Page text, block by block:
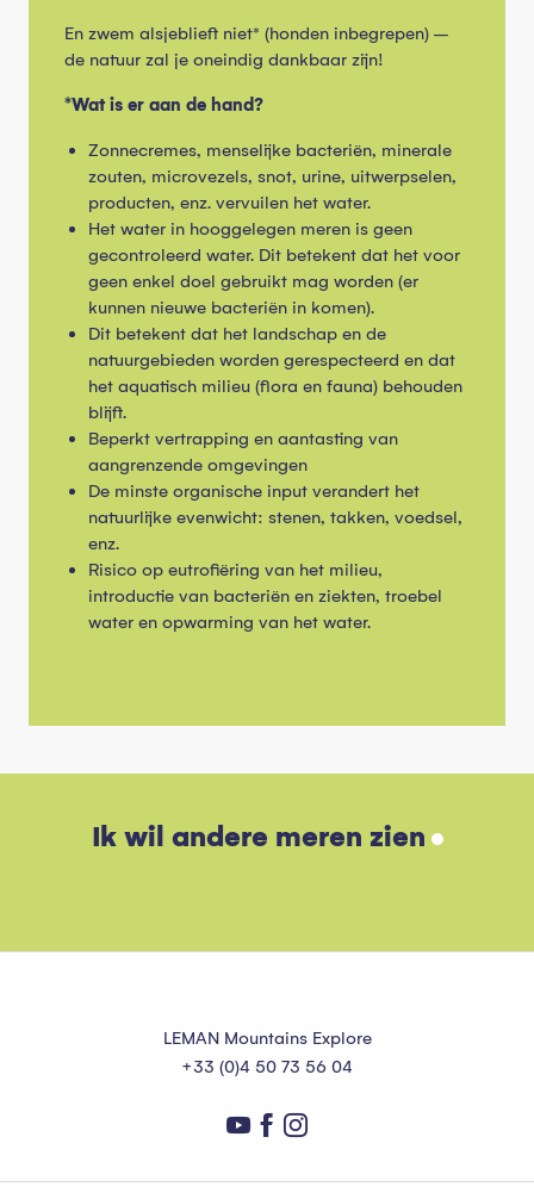
En zwem alsjeblieft niet* (honden inbegrepen) –
de natuur zal je oneindig dankbaar zijn!
*Wat is er aan de hand?
Zonnecremes, menselijke bacteriën, minerale
zouten, microvezels, snot, urine, uitwerpselen,
producten, enz. vervuilen het water.
Het water in hooggelegen meren is geen
gecontroleerd water. Dit betekent dat het voor
geen enkel doel gebruikt mag worden (er
kunnen nieuwe bacteriën in komen).
Dit betekent dat het landschap en de
natuurgebieden worden gerespecteerd en dat
het aquatisch milieu (flora en fauna) behouden
blijft.
Beperkt vertrapping en aantasting van
aangrenzende omgevingen
De minste organische input verandert het
natuurlijke evenwicht: stenen, takken, voedsel,
enz.
Risico op eutrofiëring van het milieu,
introductie van bacteriën en ziekten, troebel
water en opwarming van het water.
Ik wil andere meren zien
LEMAN Mountains Explore
+33 (0)4 50 73 56 04